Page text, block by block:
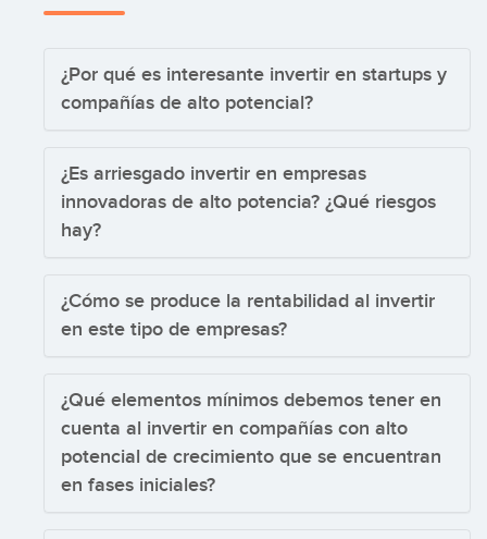
¿Por qué es interesante invertir en startups y
compañías de alto potencial?
¿Es arriesgado invertir en empresas
innovadoras de alto potencia? ¿Qué riesgos
hay?
¿Cómo se produce la rentabilidad al invertir
en este tipo de empresas?
¿Qué elementos mínimos debemos tener en
cuenta al invertir en compañías con alto
potencial de crecimiento que se encuentran
en fases iniciales?